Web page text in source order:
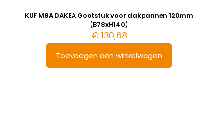
KUF M8A DAKEA Gootstuk voor dakpannen 120mm
(B78xH140)
€130,68
Toevoegen aan winkelwagen